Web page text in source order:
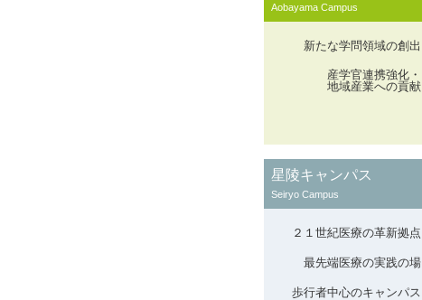
Aobayama Campus
新たな学問領域の創出
産学官連携強化・
地域産業への貢献
星陵キャンパス
Seiryo Campus
２１世紀医療の革新拠点
最先端医療の実践の場
歩行者中心のキャンパス